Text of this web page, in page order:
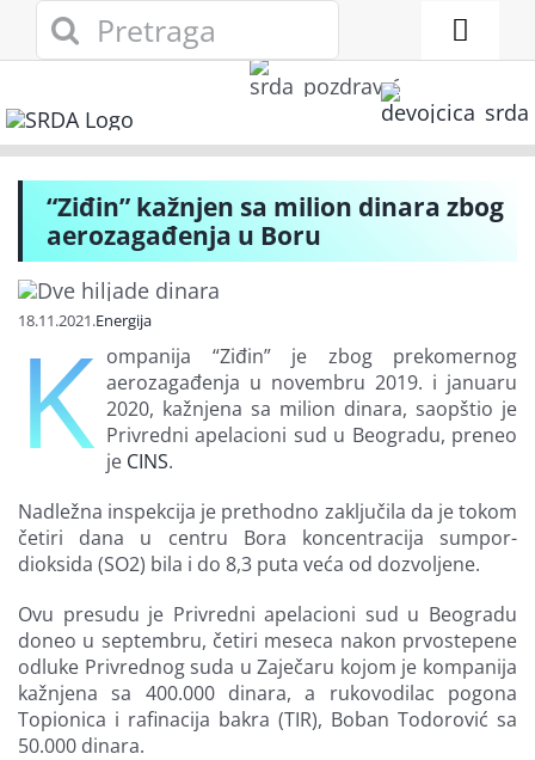
Search
for:
Toggle
Eko adresar
Eko pravo
Gde reciklirati
Akcije
Finansiranje
O nama
“Ziđin” kažnjen sa milion dinara zbog
aerozagađenja u Boru
18.11.2021.Energija
K ompanija “Ziđin” je zbog prekomernog
aerozagađenja u novembru 2019. i januaru
2020, kažnjena sa milion dinara, saopštio je
Privredni apelacioni sud u Beogradu, preneo
je CINS.
Nadležna inspekcija je prethodno zaključila da je tokom
četiri dana u centru Bora koncentracija sumpor-
dioksida (SO2) bila i do 8,3 puta veća od dozvoljene.
Ovu presudu je Privredni apelacioni sud u Beogradu
doneo u septembru, četiri meseca nakon prvostepene
odluke Privrednog suda u Zaječaru kojom je kompanija
kažnjena sa 400.000 dinara, a rukovodilac pogona
Topionica i rafinacija bakra (TIR), Boban Todorović sa
50.000 dinara.